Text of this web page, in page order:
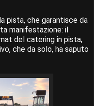
pista, che garantisce da
manifestazione: il
del catering in pista,
che da solo, ha saputo